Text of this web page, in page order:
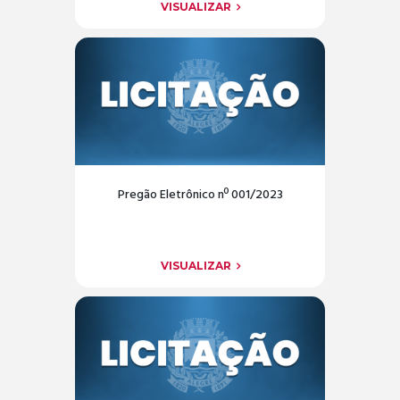
VISUALIZAR
Pregão Eletrônico nº 001/2023
VISUALIZAR